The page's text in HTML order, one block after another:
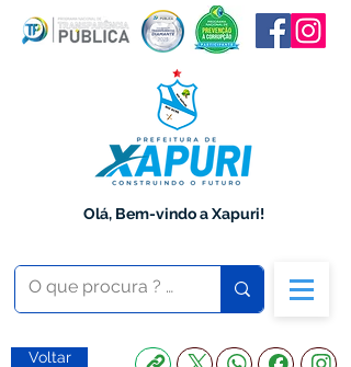
Olá, Bem-vindo a Xapuri!
Voltar